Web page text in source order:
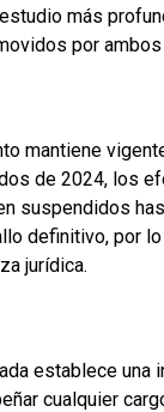
más
por
mantiene
de 2024, los
suspendidos
definitivo, por
jurídica.
establece una
cualquier